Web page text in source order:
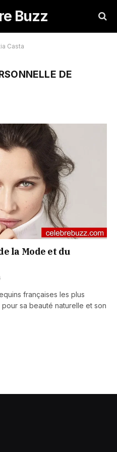
Buzz
Casta
DE
la Mode et du
françaises les plus
sa beauté naturelle et son